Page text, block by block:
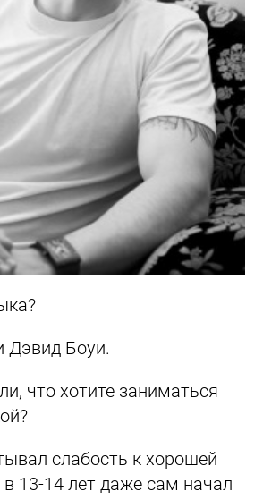
?
Дэвид Боуи.
что хотите заниматься
слабость к хорошей
13-14 лет даже сам начал